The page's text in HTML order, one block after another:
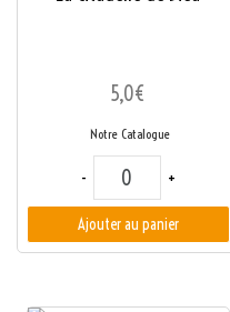
5,0€
Notre Catalogue
- quantité de La
+
Ajouter au panier